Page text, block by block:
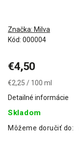
Kód: 000004
Značka: Milva
€4,50
€2,25 / 100 ml
Skladom
Môžeme doručiť do:
Detailné informácie